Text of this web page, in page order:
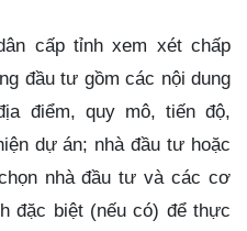
cấp tỉnh xem xét chấp
đầu tư gồm các nội dung
điểm, quy mô, tiến độ,
dự án; nhà đầu tư hoặc
nhà đầu tư và các cơ
đặc biệt (nếu có) để thực